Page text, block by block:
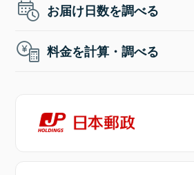
お届け日数を調べる
料金を計算・調べる